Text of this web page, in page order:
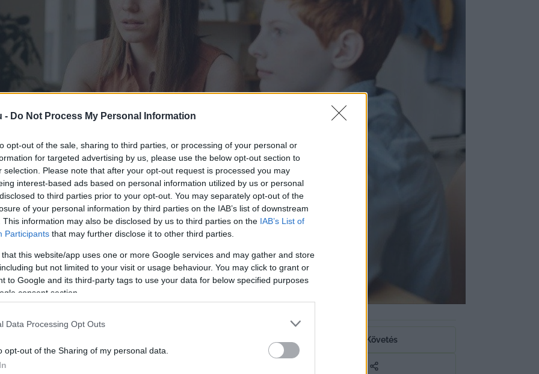
- Do Not Process My Personal Information
opt-out of the sale, sharing to third parties, or processing of your personal or
for targeted advertising by us, please use the below opt-out section to
selection. Please note that after your opt-out request is processed you may
interest-based ads based on personal information utilized by us or personal
to third parties prior to your opt-out. You may separately opt-out of the
of your personal information by third parties on the IAB’s list of downstream
This information may also be disclosed by us to third parties on the IAB’s List of
Participants that may further disclose it to other third parties.
that this website/app uses one or more Google services and may gather and store
but not limited to your visit or usage behaviour. You may click to grant or
to Google and its third-party tags to use your data for below specified purposes
consent section.
Data Processing Opt Outs
opt-out of the Sharing of my personal data.
az ingyenes internet igénylésekor
Követés